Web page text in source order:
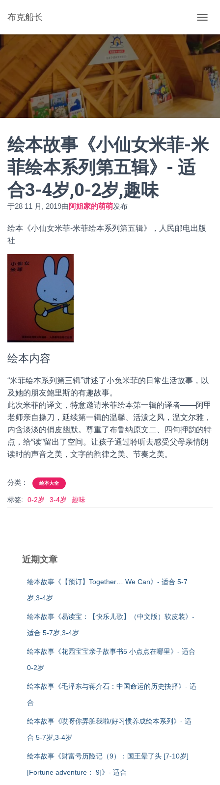
布克船长
换
航
绘本故事《小仙女米菲-米
菲绘本系列第五辑》- 适
合3-4岁,0-2岁,趣味
于28 11 月, 2019由阿姐家的萌萌发布
绘本《小仙女米菲-米菲绘本系列第五辑》，人民邮电出版
社
绘本内容
“米菲绘本系列第三辑”讲述了小兔米菲的日常生活故事，以
及她的朋友鲍里斯的有趣故事。
此次米菲的译文，特意邀请米菲绘本第一辑的译者——阿甲
老师亲自操刀，延续第一辑的温馨、活泼之风，温文尔雅，
内含淡淡的俏皮幽默。尊重了布鲁纳原文二、四句押韵的特
点，给“读”留出了空间。让孩子通过聆听去感受父母亲情朗
读时的声音之美，文字的韵律之美、节奏之美。
分类： 绘本大全
标签: 0-2岁 3-4岁 趣味
近期文章
绘本故事《【预订】Together… We Can》- 适合 5-7
岁,3-4岁
绘本故事《易读宝：【快乐儿歌】（中文版）软皮装》-
适合 5-7岁,3-4岁
绘本故事《花园宝宝亲子故事书5 小点点在哪里》- 适合
0-2岁
绘本故事《毛泽东与蒋介石：中国命运的历史抉择》- 适
合
绘本故事《哎呀你弄脏我啦/好习惯养成绘本系列》- 适
合 5-7岁,3-4岁
绘本故事《财富号历险记（9）：国王晕了头 [7-10岁]
[Fortune adventure： 9]》- 适合